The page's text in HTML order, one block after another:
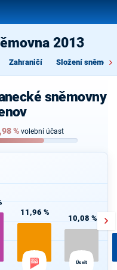
2013
Zahraničí Složení
sněmovny
% volební účast
11,96 %
10,08 %
Úsvit